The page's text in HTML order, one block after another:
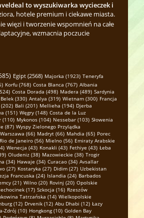
to wyszukiwarka wycieczek i
hotele premium i ciekawe miasta.
więzi i tworzenie wspomnień na całe
wzmacnia poczucie
Egipt (2568) Majorka (1923) Teneryfa
Korfu (768) Costa Blanca (767) Albania
Costa Dorada (498) Madera (489) Sardynia
Belek (330) Antalya (319) Wietnam (300) Francja
Bali (201) Mellieha (194) Djerba
(151) Węgry (148) Costa de la Luz
(110) Mykonos (104) Nessebar (103) Słowenia
(87) Wyspy Zielonego Przylądka
Warszawa (66) Madryt (66) Mahdia (65) Porec
Rio de Janeiro (56) Mielno (56) Emiraty Arabskie
Wenecja (43) Konakli (43) Fethiye (43) Łeba
Oludeniz (38) Mazowieckie (38) Trogir
(34) Hawaje (34) Curacao (34) Avsallar
(27) Kostaryka (27) Didim (27) Uzbekistan
Francuska (24) Islandia (24) Barbados
(21) Wilno (20) Rovinj (20) Opolskie
(17) Szkocja (16) Rzeszów
Tatrzańska (14) Wielkopolskie
(12) Drvenik (12) Abu Dhabi (12) Łazy
Zdrój (10) Hongkong (10) Golden Bay